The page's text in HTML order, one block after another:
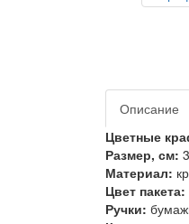
Описание
Цветные
Размер, см:
Материал:
Цвет пакета:
Ручки: